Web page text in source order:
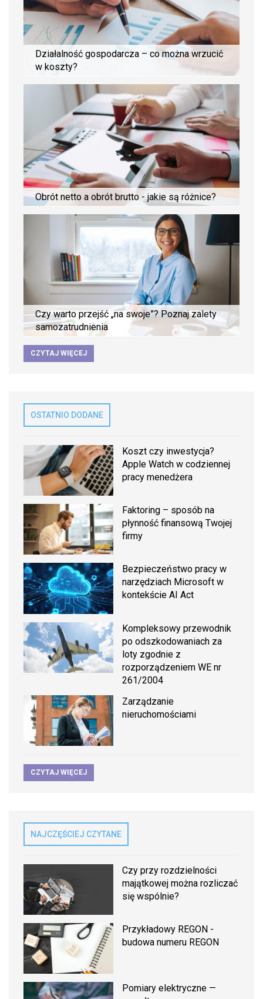
Działalność gospodarcza – co można wrzucić
w koszty?
Obrót netto a obrót brutto - jakie są różnice?
Czy warto przejść „na swoje”? Poznaj zalety
samozatrudnienia
CZYTAJ WIĘCEJ
OSTATNIO DODANE
Koszt czy inwestycja?
Apple Watch w codziennej
pracy menedżera
Faktoring – sposób na
płynność finansową Twojej
firmy
Bezpieczeństwo pracy w
narzędziach Microsoft w
kontekście AI Act
Kompleksowy przewodnik
po odszkodowaniach za
loty zgodnie z
rozporządzeniem WE nr
261/2004
Zarządzanie
nieruchomościami
CZYTAJ WIĘCEJ
NAJCZĘŚCIEJ CZYTANE
Czy przy rozdzielności
majątkowej można rozliczać
się wspólnie?
Przykładowy REGON -
budowa numeru REGON
Pomiary elektryczne —